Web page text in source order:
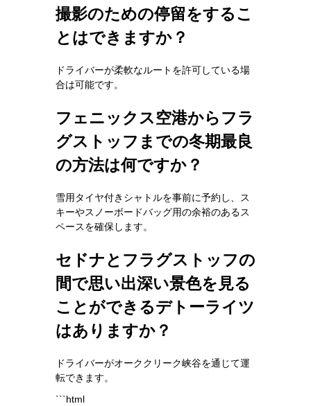
撮影のための停留をするこ
とはできますか？
ドライバーが柔軟なルートを許可している場
合は可能です。
フェニックス空港からフラ
グストッフまでの冬期最良
の方法は何ですか？
雪用タイヤ付きシャトルを事前に予約し、ス
キーやスノーボードバッグ用の余裕のあるス
ペースを確保します。
セドナとフラグストッフの
間で思い出深い景色を見る
ことができるデトーライツ
はありますか？
ドライバーがオーククリーク峡谷を通じて運
転できます。
```html